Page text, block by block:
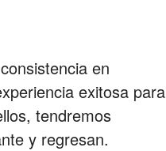
Marketingen
exitosa para
tendremos
y regresan.